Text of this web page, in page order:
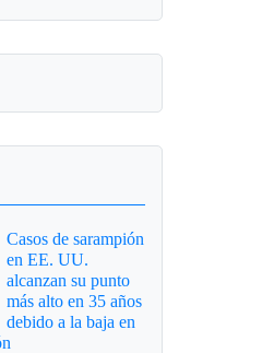
Casos de sarampión
en EE. UU.
alcanzan su punto
más alto en 35 años
debido a la baja en